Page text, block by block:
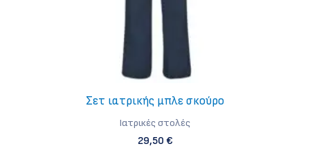
προϊόντος
Σετ ιατρικής μπλε σκούρο
Iατρικές στολές
29,50 €